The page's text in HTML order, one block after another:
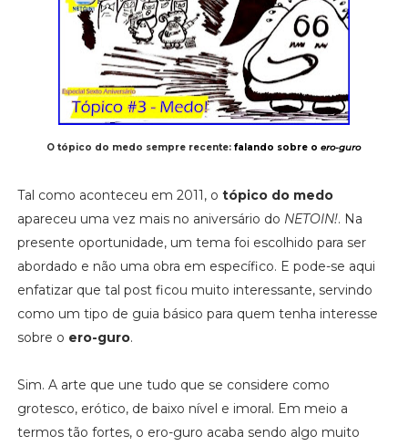
O tópico do medo sempre recente:falando sobre o ero-guro
Tal como aconteceu em 2011, o tópico do medo
apareceu uma vez mais no aniversário do NETOIN!. Na
presente oportunidade, um tema foi escolhido para ser
abordado e não uma obra em específico. E pode-se aqui
enfatizar que tal post ficou muito interessante, servindo
como um tipo de guia básico para quem tenha interesse
sobre o ero-guro.
Sim. A arte que une tudo que se considere como
grotesco, erótico, de baixo nível e imoral. Em meio a
termos tão fortes, o ero-guro acaba sendo algo muito